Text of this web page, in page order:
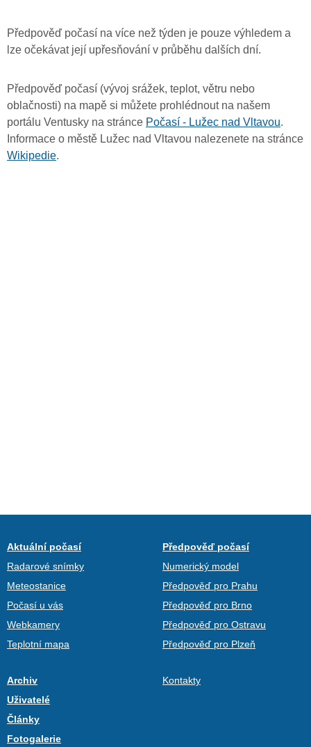
Předpověď počasí na více než týden je pouze výhledem a
lze očekávat její upřesňování v průběhu dalších dní.
Předpověď počasí (vývoj srážek, teplot, větru nebo
oblačnosti) na mapě si můžete prohlédnout na našem
portálu Ventusky na stránce Počasí - Lužec nad Vltavou.
Informace o městě Lužec nad Vltavou nalezenete na stránce
Wikipedie.
Aktuální počasí
Radarové snímky
Meteostanice
Počasí u vás
Webkamery
Teplotní mapa
Předpověď počasí
Numerický model
Předpověď pro Prahu
Předpověď pro Brno
Předpověď pro Ostravu
Předpověď pro Plzeň
Archiv
Uživatelé
Články
Fotogalerie
Kontakty